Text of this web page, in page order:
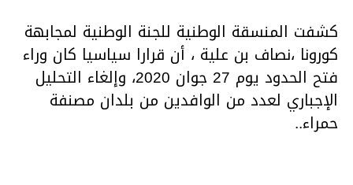
كشفت المنسقة الوطنية للجنة الوطنية لمجابهة
كورونا ،نصاف بن علية ، أن قرارا سياسيا كان وراء
فتح الحدود يوم 27 جوان 2020، وإلغاء التحليل
الإجباري لعدد من الوافدين من بلدان مصنفة
حمراء..